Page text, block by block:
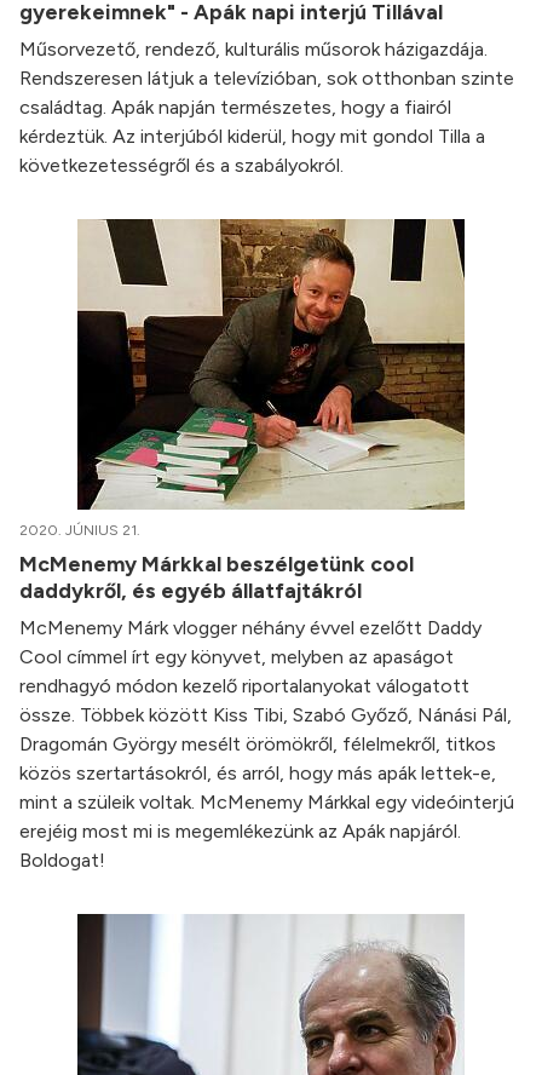
gyerekeimnek" - Apák napi interjú Tillával
Műsorvezető, rendező, kulturális műsorok házigazdája.
Rendszeresen látjuk a televízióban, sok otthonban szinte
családtag. Apák napján természetes, hogy a fiairól
kérdeztük. Az interjúból kiderül, hogy mit gondol Tilla a
következetességről és a szabályokról.
2020. JÚNIUS 21.
McMenemy Márkkal beszélgetünk cool
daddykről, és egyéb állatfajtákról
McMenemy Márk vlogger néhány évvel ezelőtt Daddy
Cool címmel írt egy könyvet, melyben az apaságot
rendhagyó módon kezelő riportalanyokat válogatott
össze. Többek között Kiss Tibi, Szabó Győző, Nánási Pál,
Dragomán György mesélt örömökről, félelmekről, titkos
közös szertartásokról, és arról, hogy más apák lettek-e,
mint a szüleik voltak. McMenemy Márkkal egy videóinterjú
erejéig most mi is megemlékezünk az Apák napjáról.
Boldogat!